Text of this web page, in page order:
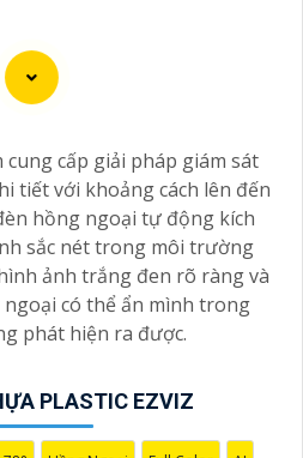
Plastic Hình ảnh sắc nét
cao an toànhình ảnh sắc
phân giải tối thiểu 2MP.-
nghệ hồng ngoại, giúp quay
như trong điều kiện ánh
Đặt camera ở những
không gian cần giám sát
đặt ở độ cao phù hợp để
góc quan trọng.
cấp giải pháp giám sát
tiết với khoảng cách lên đến
hồng ngoại tự động kích
sắc nét trong môi trường
ảnh trắng đen rõ ràng và
có thể ẩn mình trong
phát hiện ra được.
PLASTIC EZVIZ